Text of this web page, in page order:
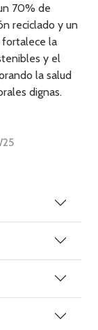
70% de
reciclado y un
fortalece la
y el
la salud
dignas.